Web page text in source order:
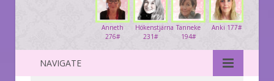
Anki 177#
Tanneke
194#
Hökenstjärna
231#
Anneth
276#
NAVIGATE